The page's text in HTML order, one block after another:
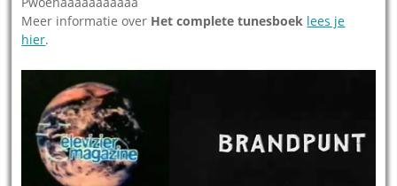
Meer informatie over Het complete tunesboek lees je
hier.